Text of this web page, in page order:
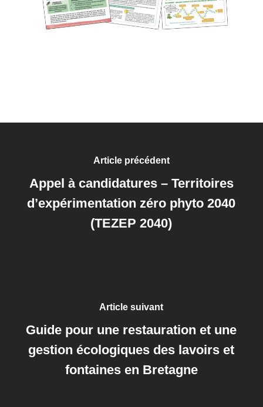
Article précédent
Appel à candidatures – Territoires
d’expérimentation zéro phyto 2040
(TEZEP 2040)
Article suivant
Guide pour une restauration et une
gestion écologiques des lavoirs et
fontaines en Bretagne